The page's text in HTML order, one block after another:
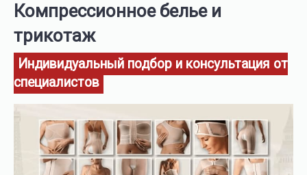
Компрессионное белье и
трикотаж
Индивидуальный подбор и консультация от
специалистов